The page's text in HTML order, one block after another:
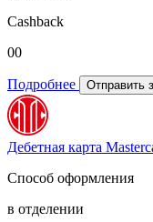
Cashback
00
Подробнее Отправить
Дебетная карта
Способ оформления
в отделении